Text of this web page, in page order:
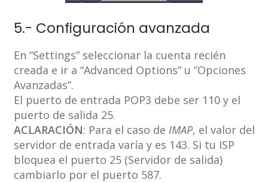
5.- Configuración avanzada
En “Settings” seleccionar la cuenta recién
creada e ir a “Advanced Options” u “Opciones
Avanzadas”.
El puerto de entrada POP3 debe ser 110 y el
puerto de salida 25.
ACLARACIÓN: Para el caso de IMAP, el valor del
servidor de entrada varía y es 143. Si tu ISP
bloquea el puerto 25 (Servidor de salida)
cambiarlo por el puerto 587.